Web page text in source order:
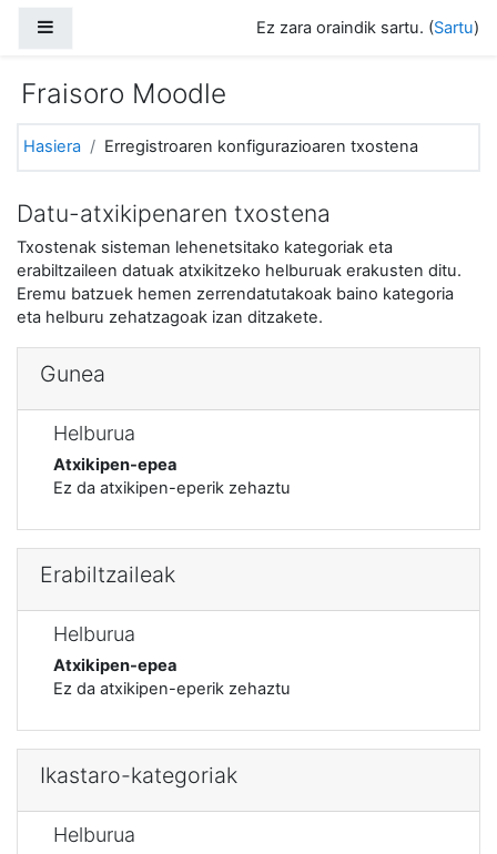
Ez zara oraindik sartu. (Sartu)
Fraisoro Moodle
Hasiera Erregistroaren konfigurazioaren txostena
Datu-atxikipenaren txostena
Txostenak sisteman lehenetsitako kategoriak eta
erabiltzaileen datuak atxikitzeko helburuak erakusten ditu.
Eremu batzuek hemen zerrendatutakoak baino kategoria
eta helburu zehatzagoak izan ditzakete.
Gunea
Helburua
Atxikipen-epea
Ez da atxikipen-eperik zehaztu
Erabiltzaileak
Helburua
Atxikipen-epea
Ez da atxikipen-eperik zehaztu
Ikastaro-kategoriak
Helburua